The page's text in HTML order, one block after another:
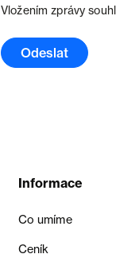
Vložením zprávy
Odeslat
Informace
Co umíme
Ceník